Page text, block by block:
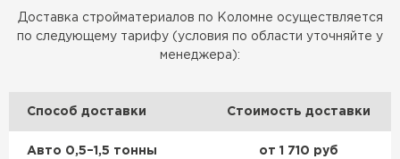
Доставка стройматериалов по Коломне осуществляется
по следующему тарифу (условия по области уточняйте у
менеджера):
Способ доставки Стоимость доставки
Авто 0,5–1,5 тонны
от 1 710 руб
ПЕРЕЙТИ
ПЕРЕЙТИ